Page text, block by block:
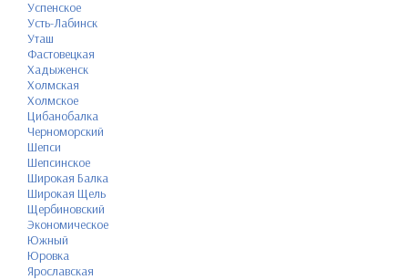
Успенское
Усть-Лабинск
Уташ
Фастовецкая
Хадыженск
Холмская
Холмское
Цибанобалка
Черноморский
Шепси
Шепсинское
Широкая Балка
Широкая Щель
Щербиновский
Экономическое
Южный
Юровка
Ярославская